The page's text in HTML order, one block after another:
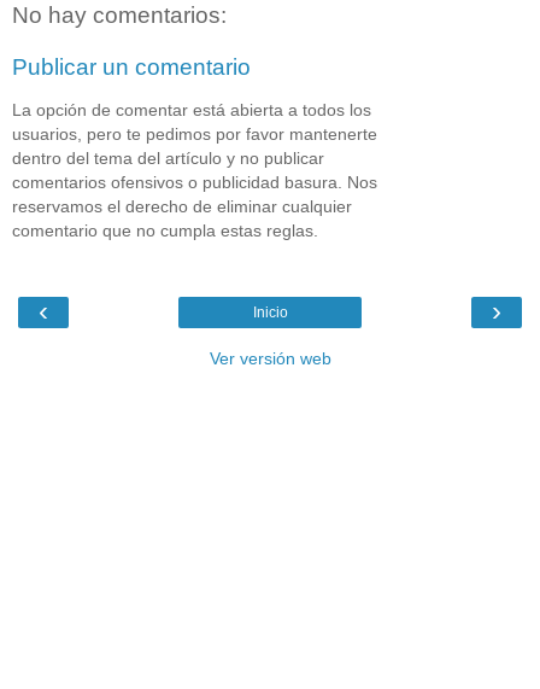
No hay comentarios:
Publicar un comentario
La opción de comentar está abierta a todos los
usuarios, pero te pedimos por favor mantenerte
dentro del tema del artículo y no publicar
comentarios ofensivos o publicidad basura. Nos
reservamos el derecho de eliminar cualquier
comentario que no cumpla estas reglas.
‹ ›
Inicio
Ver versión web